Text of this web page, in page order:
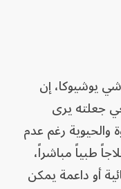
يوشيوكا، إن
جعلته يرى
والحيوية رغم عدم
طبياً مباشراً،
أو داعمة يمكن